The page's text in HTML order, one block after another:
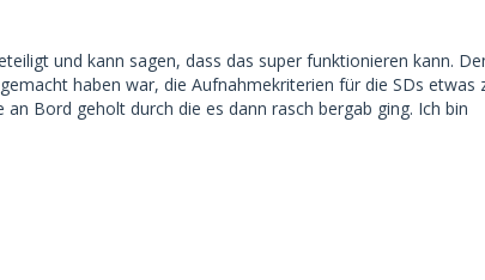
und kann sagen, dass das super funktionieren kann.
haben war, die Aufnahmekriterien für die SDs etwas
Bord geholt durch die es dann rasch bergab ging. Ich bin